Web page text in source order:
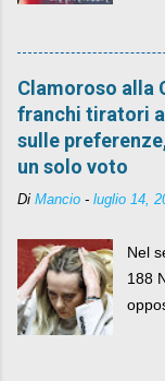
Clamoroso alla
franchi tiratori
sulle
un solo voto
Di Mancio - luglio 14,
Nel
188